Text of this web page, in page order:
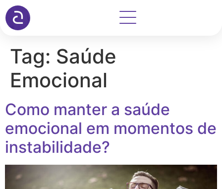
Tag: Saúde
Emocional
Como manter a saúde
emocional em momentos de
instabilidade?